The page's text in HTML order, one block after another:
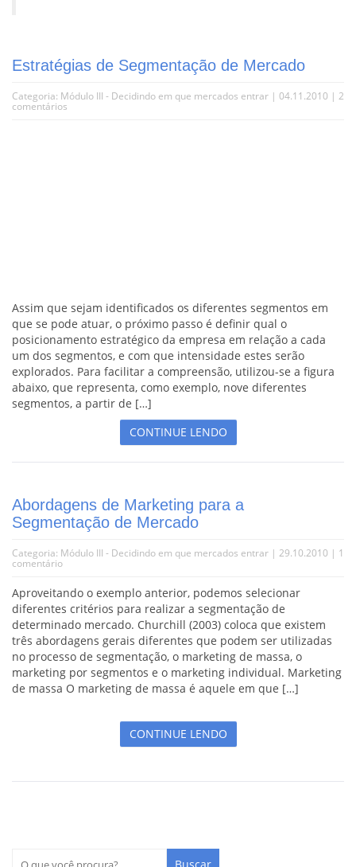
Estratégias de Segmentação de Mercado
Categoria: Módulo III - Decidindo em que mercados entrar | 04.11.2010 | 2
comentários
Assim que sejam identificados os diferentes segmentos em
que se pode atuar, o próximo passo é definir qual o
posicionamento estratégico da empresa em relação a cada
um dos segmentos, e com que intensidade estes serão
explorados. Para facilitar a compreensão, utilizou-se a figura
abaixo, que representa, como exemplo, nove diferentes
segmentos, a partir de […]
CONTINUE LENDO
Abordagens de Marketing para a
Segmentação de Mercado
Categoria: Módulo III - Decidindo em que mercados entrar | 29.10.2010 | 1
comentário
Aproveitando o exemplo anterior, podemos selecionar
diferentes critérios para realizar a segmentação de
determinado mercado. Churchill (2003) coloca que existem
três abordagens gerais diferentes que podem ser utilizadas
no processo de segmentação, o marketing de massa, o
marketing por segmentos e o marketing individual. Marketing
de massa O marketing de massa é aquele em que […]
CONTINUE LENDO